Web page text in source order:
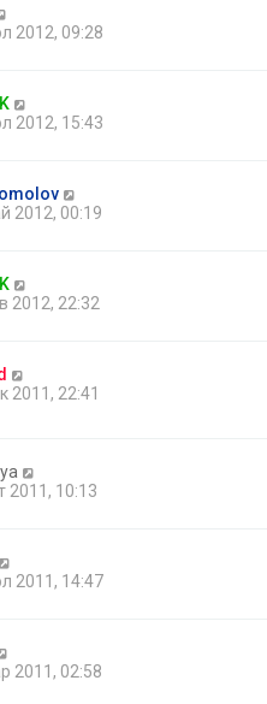
2012, 09:28
2012, 15:43
2012, 00:19
2012, 22:32
2011, 22:41
2011, 10:13
2011, 14:47
2011, 02:58